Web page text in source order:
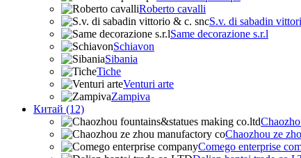
Roberto cavalli
S.v. di sabadin
Same decorazione s.r.l
Schiavon
Sibania
Tiche
Venturi arte
Zampiva
Китай (12)
Chaozhou ze
Comego enterprise